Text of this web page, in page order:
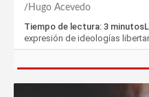
Hugo Acevedo
Tiempo de lectura: 3
expresión de ideologías